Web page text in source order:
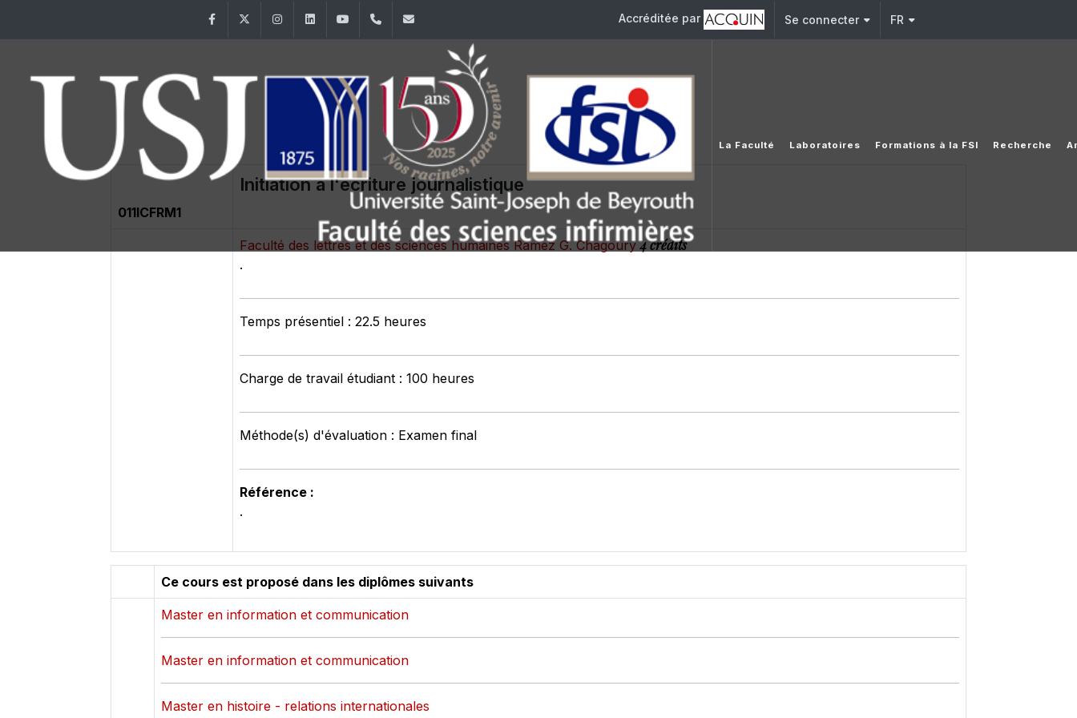
FacebookTwitter InstagramLinkedInYouTube+961 (1) 421 240 Accréditée par Se connecter FR
La Faculté Laboratoires Formations à la FSI Recherche
011ICFRM1
Initiation à l'écriture journalistique
Faculté des lettres et des sciences humaines Ramez G. Chagoury4 crédits
.
Temps présentiel : 22.5 heures
Charge de travail étudiant : 100 heures
Méthode(s) d'évaluation : Examen final
Référence :
.
Ce cours est proposé dans les diplômes suivants
Master en information et communication
Master en information et communication
Master en histoire - relations internationales